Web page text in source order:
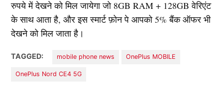
रुपये में देखने को मिल जायेगा जो 8GB RAM + 128GB वेरिएंट
के साथ आता है, और इस स्मार्ट फ़ोन पे आपको 5% बैंक ऑफर भी
देखने को मिल जाता है।
TAGGED: mobile phone news OnePlus MOBILE
OnePlus Nord CE4 5G